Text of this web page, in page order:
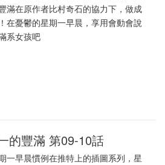
滿在原作者比村奇石的協力下，做成
在憂鬱的星期一早晨，享用會動會說
系女孩吧
的豐滿 第09-10話
一早晨慣例在推特上的插圖系列，星